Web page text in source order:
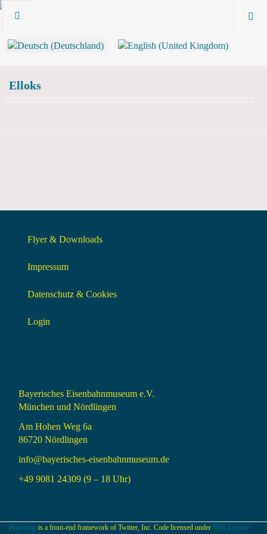
Elloks
Flyer & Downloads
Impressum
Datenschutz & Cookies
Login
Bayerisches Eisenbahnmuseum e.V.
München und Nördlingen
Am Hohen Weg 6a
86720 Nördlingen
info@bayerisches-eisenbahnmuseum.de
+49 9081 24309 (9 – 18 Uhr)
Bootstrap is a front-end framework of Twitter, Inc. Code licensed under MIT License.